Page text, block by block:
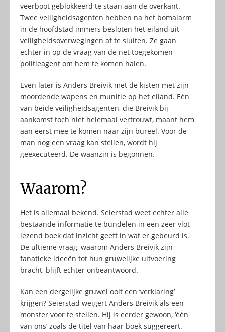
veerboot geblokkeerd te staan aan de overkant.
Twee veiligheidsagenten hebben na het bomalarm
in de hoofdstad immers besloten het eiland uit
veiligheidsoverwegingen af te sluiten. Ze gaan
echter in op de vraag van de net toegekomen
politieagent om hem te komen halen.
Even later is Anders Breivik met de kisten met zijn
moordende wapens en munitie op het eiland. Eén
van beide veiligheidsagenten, die Breivik bij
aankomst toch niet helemaal vertrouwt, maant hem
aan eerst mee te komen naar zijn bureel. Voor de
man nog een vraag kan stellen, wordt hij
geëxecuteerd. De waanzin is begonnen.
Waarom?
Het is allemaal bekend. Seierstad weet echter alle
bestaande informatie te bundelen in een zeer vlot
lezend boek dat inzicht geeft in wat er gebeurd is.
De ultieme vraag, waarom Anders Breivik zijn
fanatieke ideeën tot hun gruwelijke uitvoering
bracht, blijft echter onbeantwoord.
Kan een dergelijke gruwel ooit een ‘verklaring’
krijgen? Seierstad weigert Anders Breivik als een
monster voor te stellen. Hij is eerder gewoon, ‘één
van ons’ zoals de titel van haar boek suggereert.